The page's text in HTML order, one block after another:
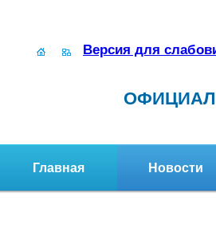
Версия для
Главная Новости